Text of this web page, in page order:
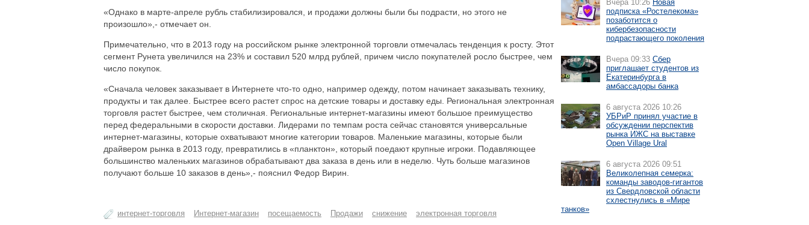
«Однако в марте-апреле рубль стабилизировался, и продажи должны были бы подрасти, но этого не
произошло»,- отмечает он.
Примечательно, что в 2013 году на российском рынке электронной торговли отмечалась тенденция к росту. Этот
сегмент Рунета увеличился на 23% и составил 520 млрд рублей, причем число покупателей росло быстрее, чем
число покупок.
«Сначала человек заказывает в Интернете что-то одно, например одежду, потом начинает заказывать технику,
продукты и так далее. Быстрее всего растет спрос на детские товары и доставку еды. Региональная электронная
торговля растет быстрее, чем столичная. Региональные интернет-магазины имеют большое преимущество
перед федеральными в скорости доставки. Лидерами по темпам роста сейчас становятся универсальные
интернет-магазины, которые охватывают многие категории товаров. Маленькие магазины, которые были
драйвером рынка в 2013 году, превратились в «планктон», который поедают крупные игроки. Подавляющее
большинство маленьких магазинов обрабатывают два заказа в день или в неделю. Чуть больше магазинов
получают больше 10 заказов в день»,- пояснил Федор Вирин.
интернет-торговля Интернет-магазин посещаемость Продажи снижение электронная торговля
Вчера 10:26 Новая
подписка «Ростелекома»
позаботится о
кибербезопасности
подрастающего поколения
Вчера 09:33 Сбер
приглашает студентов из
Екатеринбурга в
амбассадоры банка
6 августа 2026 10:26
УБРиР принял участие в
обсуждении перспектив
рынка ИЖС на выставке
Open Village Ural
6 августа 2026 09:51
Великолепная семерка:
команды заводов-гигантов
из Свердловской области
схлестнулись в «Мире
танков»